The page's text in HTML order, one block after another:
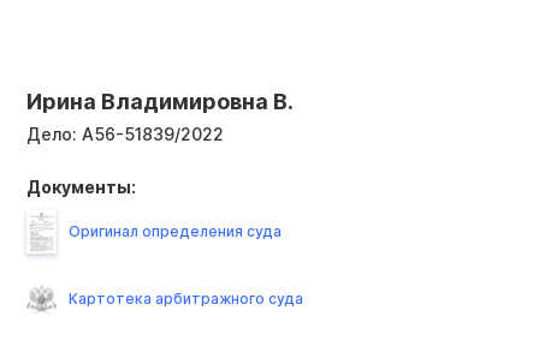
Ирина Владимировна В.
Дело: А56-51839/2022
Документы:
Оригинал определения суда
Картотека арбитражного суда